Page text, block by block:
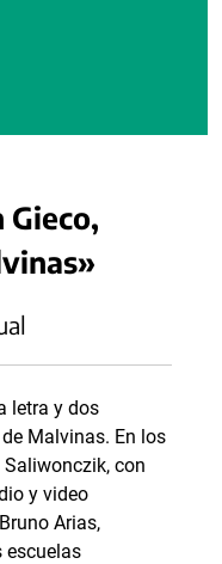
Gieco,
letra y dos
Malvinas. En los
con
y video
Arias,
escuelas